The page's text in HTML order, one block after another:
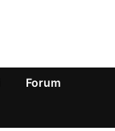
Forum